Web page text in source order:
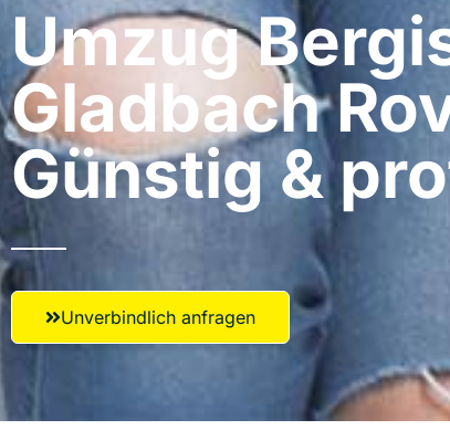
Umzug
Gladbach​
Günstig &
Unverbindlich anfragen